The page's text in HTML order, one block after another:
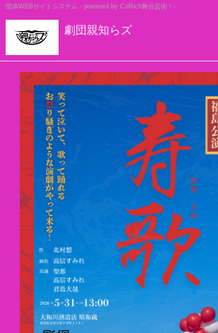
団体WEBサイトシステム - powered by CoRich舞台芸術！-
劇団親知らズ